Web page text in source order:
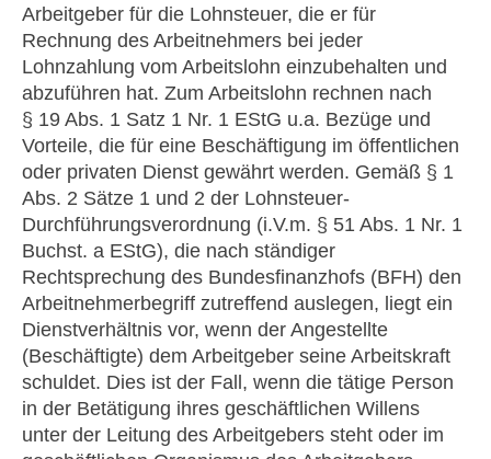
Arbeitgeber für die Lohnsteuer, die er für
Rechnung des Arbeitnehmers bei jeder
Lohnzahlung vom Arbeitslohn einzubehalten und
abzuführen hat. Zum Arbeitslohn rechnen nach
§ 19 Abs. 1 Satz 1 Nr. 1 EStG u.a. Bezüge und
Vorteile, die für eine Beschäftigung im öffentlichen
oder privaten Dienst gewährt werden. Gemäß § 1
Abs. 2 Sätze 1 und 2 der Lohnsteuer-
Durchführungsverordnung (i.V.m. § 51 Abs. 1 Nr. 1
Buchst. a EStG), die nach ständiger
Rechtsprechung des Bundesfinanzhofs (BFH) den
Arbeitnehmerbegriff zutreffend auslegen, liegt ein
Dienstverhältnis vor, wenn der Angestellte
(Beschäftigte) dem Arbeitgeber seine Arbeitskraft
schuldet. Dies ist der Fall, wenn die tätige Person
in der Betätigung ihres geschäftlichen Willens
unter der Leitung des Arbeitgebers steht oder im